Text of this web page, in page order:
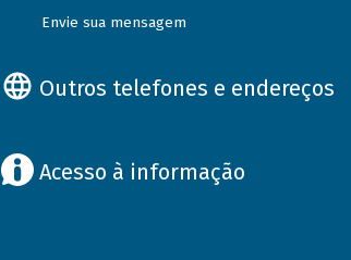
Envie sua mensagem
Outros telefones e endereços
Acesso à informação